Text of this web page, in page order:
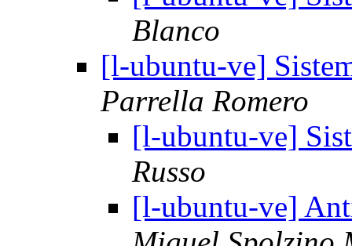
Blanco
[l-ubuntu-ve]
Parrella Romero
[l-ubuntu-ve]
Russo
[l-ubuntu-ve]